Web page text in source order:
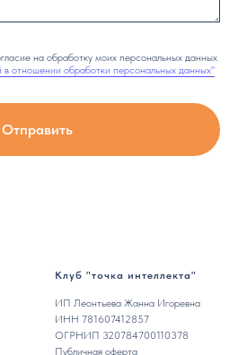
на обработку моих персональных данных
в отношении обработки персональных данных"
Отправить
Клуб "точка интеллекта"
ИП Леонтьева Жанна Игоревна
ИНН 781607412857
ОГРНИП 320784700110378
Публичная оферта